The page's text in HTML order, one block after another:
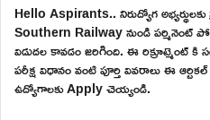
Hello Aspirants.. నిరుద్యోగ
Southern Railway నుండి పర్మినెంట్
విడుదల కావడం జరిగింది. ఈ రిక్రూట్మెంట్ కి
పరీక్ష విధానం వంటి పూర్తి వివరాలు ఈ
ఉద్యోగాలకు Apply చెయ్యండి.